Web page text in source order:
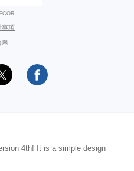
事項
舉
4th! It is a simple design